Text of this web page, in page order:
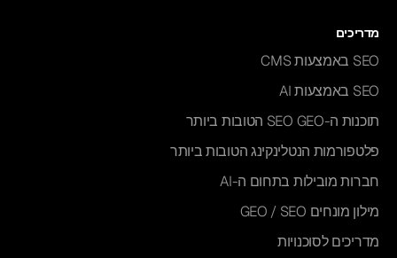
מדריכים
SEO באמצעות CMS
SEO באמצעות AI
תוכנות ה-SEO GEO הטובות ביותר
פלטפורמות הנטלינקינג הטובות ביותר
חברות מובילות בתחום ה-AI
מילון מונחים GEO / SEO
מדריכים לסוכנויות